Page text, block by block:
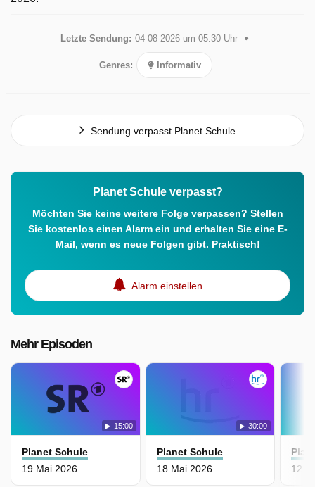
Letzte Sendung: 04-08-2026 um 05:30 Uhr
Genres: Informativ
Sendung verpasst Planet Schule
Planet Schule verpasst?
Möchten Sie keine weitere Folge verpassen? Stellen
Sie kostenlos einen Alarm ein und erhalten Sie eine E-
Mail, wenn es neue Folgen gibt. Praktisch!
Alarm einstellen
Mehr Episoden
15:00
Planet Schule
19 Mai 2026
30:00
Planet Schule
18 Mai 2026
12